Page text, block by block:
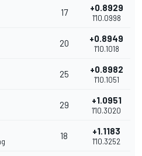
17 +0.8929
1'10.0998
20 +0.8949
1'10.1018
25 +0.8982
1'10.1051
29 +1.0951
1'10.3020
18 +1.1183
1'10.3252